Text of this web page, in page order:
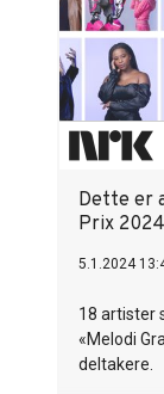
det er
dukker det
melodier.
satt seg
sjangeren
Dette er
Prix
5.1.2024
18 artister
«Melodi
deltakere.